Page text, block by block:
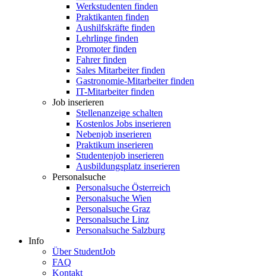
Werkstudenten finden
Praktikanten finden
Aushilfskräfte finden
Lehrlinge finden
Promoter finden
Fahrer finden
Sales Mitarbeiter finden
Gastronomie-Mitarbeiter finden
IT-Mitarbeiter finden
Job inserieren
Stellenanzeige schalten
Kostenlos Jobs inserieren
Nebenjob inserieren
Praktikum inserieren
Studentenjob inserieren
Ausbildungsplatz inserieren
Personalsuche
Personalsuche Österreich
Personalsuche Wien
Personalsuche Graz
Personalsuche Linz
Personalsuche Salzburg
Info
Über StudentJob
FAQ
Kontakt